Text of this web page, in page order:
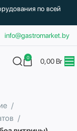
info@gastromarket.by
0 0,00 Br
по всей